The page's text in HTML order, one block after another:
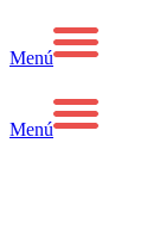
Menú
Menú